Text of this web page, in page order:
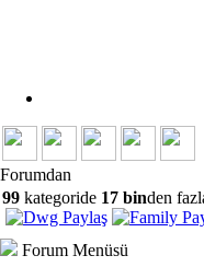
Forumdan
99 kategoride 17 binden
Forum Menüsü